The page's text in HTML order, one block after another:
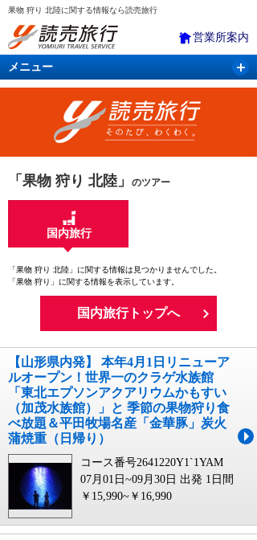
果物 狩り 北陸に関する情報なら読売旅行
営業所案内
メニュー
国内旅行 バスツアー 海外旅行
「果物 狩り 北陸」 のツアー
国内旅行
「果物 狩り 北陸」に関する情報は見つかりませんでした。
「果物 狩り」に関する情報を表示しています。
国内旅行トップへ
【山形県内発】 本年4月1日リニューア
ルオープン！世界一のクラゲ水族館
「東北エプソンアクアリウムかもすい
（加茂水族館）」と 季節の果物狩り食
べ放題＆平田牧場名産「金華豚」炭火
蒲焼重（日帰り）
コース番号2641220Y1`1YAM
07月01日~09月30日 出発 1日間
￥15,990~￥16,990